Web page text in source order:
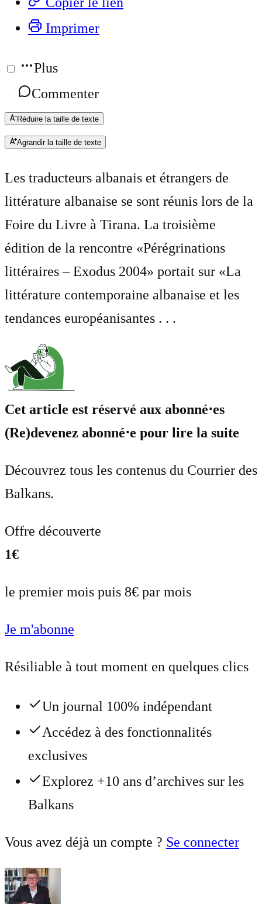
Imprimer
Plus
Commenter
Réduire la taille de texte
Agrandir la taille de texte
Les traducteurs albanais et étrangers de
littérature albanaise se sont réunis lors de la
Foire du Livre à Tirana. La troisième
édition de la rencontre «Pérégrinations
littéraires – Exodus 2004» portait sur «La
littérature contemporaine albanaise et les
tendances européanisantes . . .
Cet article est réservé aux abonné⋅es
(Re)devenez abonné⋅e pour lire la suite
Découvrez tous les contenus du Courrier des
Balkans.
Offre découverte
1€
le premier mois puis 8€ par mois
Je m'abonne
Résiliable à tout moment en quelques clics
Un journal 100% indépendant
Accédez à des fonctionnalités
exclusives
Explorez +10 ans d’archives sur les
Balkans
Vous avez déjà un compte ? Se connecter